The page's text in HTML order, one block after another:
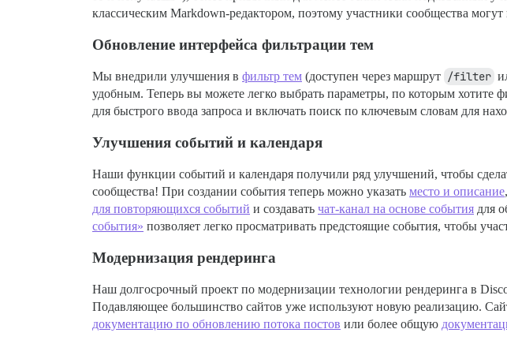
классическим Markdown-редактором, поэтому участники сообщества
Обновление интерфейса фильтрации тем
Мы внедрили улучшения в фильтр тем (доступен через маршрут /filter
удобным. Теперь вы можете легко выбрать параметры, по которым хотите
для быстрого ввода запроса и включать поиск по ключевым словам для
Улучшения событий и календаря
Наши функции событий и календаря получили ряд улучшений, чтобы
сообщества! При создании события теперь можно указать место и описание
для повторяющихся событий и создавать чат-канал на основе события для
события» позволяет легко просматривать предстоящие события, чтобы
Модернизация рендеринга
Наш долгосрочный проект по модернизации технологии рендеринга в
Подавляющее большинство сайтов уже используют новую реализацию.
документацию по обновлению потока постов или более общую